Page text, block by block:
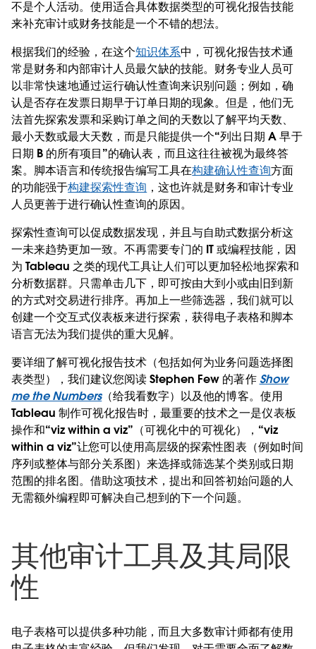
不是个人活动。使用适合具体数据类型的可视化报告技能
来补充审计或财务技能是一个不错的想法。
根据我们的经验，在这个知识体系中，可视化报告技术通
常是财务和内部审计人员最欠缺的技能。财务专业人员可
以非常快速地通过运行确认性查询来识别问题；例如，确
认是否存在发票日期早于订单日期的现象。但是，他们无
法首先探索发票和采购订单之间的天数以了解平均天数、
最小天数或最大天数，而是只能提供一个“列出日期 A 早于
日期 B 的所有项目”的确认表，而且这往往被视为最终答
案。脚本语言和传统报告编写工具在构建确认性查询方面
的功能强于构建探索性查询 ，这也许就是财务和审计专业
人员更善于进行确认性查询的原因。
探索性查询可以促成数据发现，并且与自助式数据分析这
一未来趋势更加一致。不再需要专门的 IT 或编程技能，因
为 Tableau 之类的现代工具让人们可以更加轻松地探索和
分析数据群。只需单击几下，即可按由大到小或由旧到新
的方式对交易进行排序。再加上一些筛选器，我们就可以
创建一个交互式仪表板来进行探索，获得电子表格和脚本
语言无法为我们提供的重大见解。
要详细了解可视化报告技术（包括如何为业务问题选择图
表类型），我们建议您阅读 Stephen Few 的著作 Show
me the Numbers（给我看数字）以及他的博客。使用
Tableau 制作可视化报告时，最重要的技术之一是仪表板
操作和“viz within a viz”（可视化中的可视化），“viz
within a viz”让您可以使用高层级的探索性图表（例如时间
序列或整体与部分关系图）来选择或筛选某个类别或日期
范围的排名图。借助这项技术，提出和回答初始问题的人
无需额外编程即可解决自己想到的下一个问题。
其他审计工具及其局限
性
电子表格可以提供多种功能，而且大多数审计师都有使用